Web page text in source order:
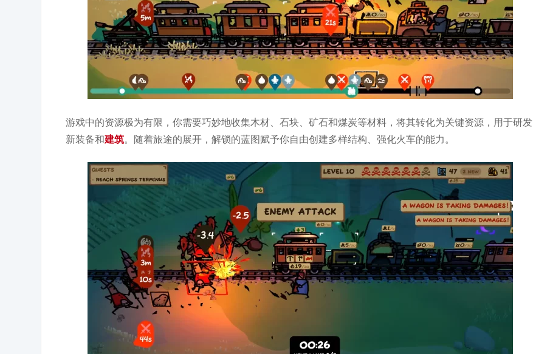
游戏中的资源极为有限，你需要巧妙地收集木材、石块、矿石和煤炭等材料，将其转化为关键资源，用于研发
新装备和建筑。随着旅途的展开，解锁的蓝图赋予你自由创建多样结构、强化火车的能力。